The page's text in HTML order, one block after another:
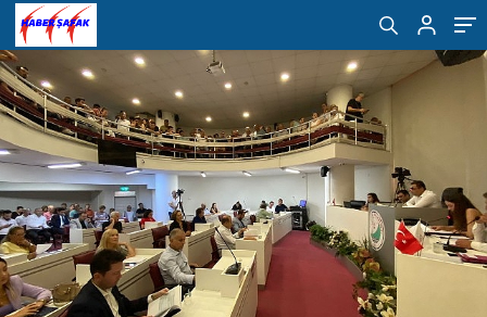
için her şeyi yapacağız”- Haber Şafak
yapma hedefimizin şeref belgesidir”- Haber
Şafak